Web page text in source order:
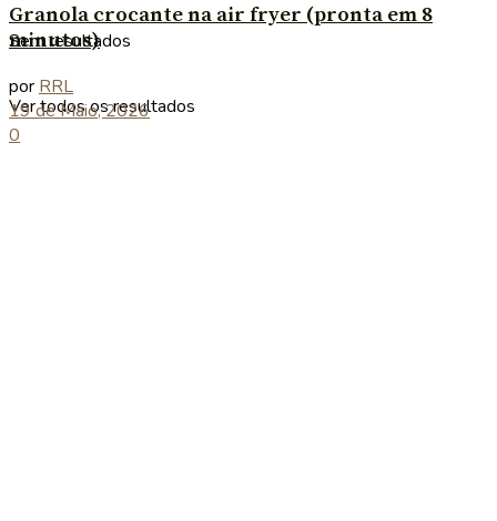
Sem resultados
Ver todos os resultados
Granola crocante na air fryer (pronta em 8
minutos)
por RRL
19 de Maio, 2026
0